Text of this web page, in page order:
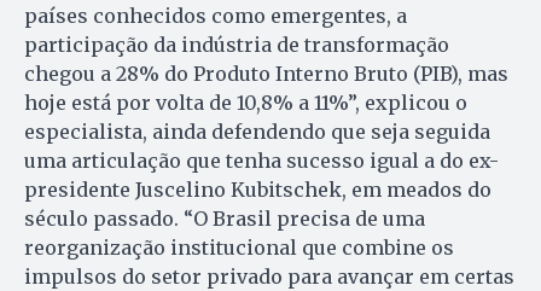
países conhecidos como emergentes, a
participação da indústria de transformação
chegou a 28% do Produto Interno Bruto (PIB), mas
hoje está por volta de 10,8% a 11%”, explicou o
especialista, ainda defendendo que seja seguida
uma articulação que tenha sucesso igual a do ex-
presidente Juscelino Kubitschek, em meados do
século passado. “O Brasil precisa de uma
reorganização institucional que combine os
impulsos do setor privado para avançar em certas